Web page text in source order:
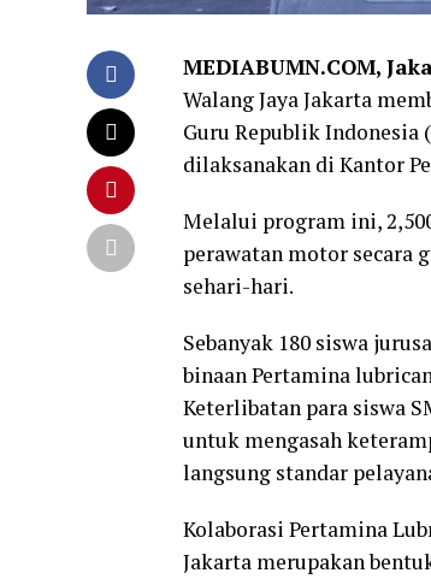
MEDIABUMN.COM,
Walang Jaya Jakarta
Guru Republik Indonesia
dilaksanakan di Kantor
Melalui program ini,
perawatan motor
sehari-hari.
Sebanyak 180 siswa
binaan Pertamina
Keterlibatan para siswa
untuk mengasah
langsung standar
Kolaborasi Pertamina
Jakarta merupakan